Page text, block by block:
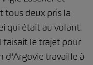
tous deux pris la
qui était au volant.
faisait le trajet pour
d'Argovie travaille à